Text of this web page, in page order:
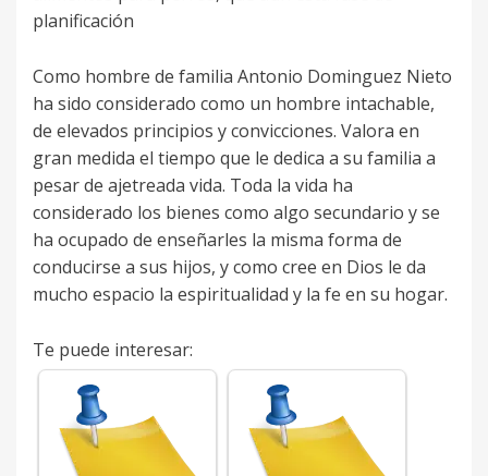
planificación
Como hombre de familia Antonio Dominguez Nieto
ha sido considerado como un hombre intachable,
de elevados principios y convicciones. Valora en
gran medida el tiempo que le dedica a su familia a
pesar de ajetreada vida. Toda la vida ha
considerado los bienes como algo secundario y se
ha ocupado de enseñarles la misma forma de
conducirse a sus hijos, y como cree en Dios le da
mucho espacio la espiritualidad y la fe en su hogar.
Te puede interesar: